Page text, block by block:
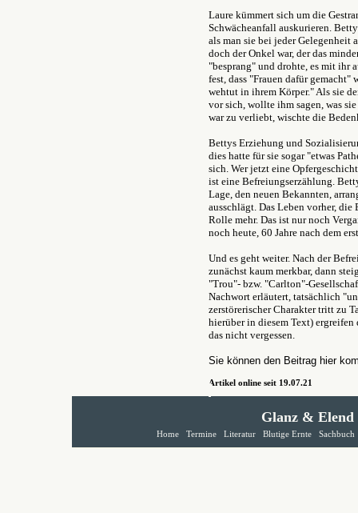
Laure kümmert sich um die
Schwächeanfall auskurieren.
als man sie bei jeder Gelegenheit
doch der Onkel war, der das
"besprang" und drohte, es mit ihr
fest, dass "Frauen dafür
wehtut in ihrem Körper." Als sie
vor sich, wollte ihm sagen, was
war zu verliebt, wischte die
Bettys Erziehung und
dies hatte für sie sogar "etwas
sich. Wer jetzt eine
ist eine Befreiungserzählung.
Lage, den neuen Bekannten,
ausschlägt. Das Leben vorher,
Rolle mehr. Das ist nur noch
noch heute, 60 Jahre nach dem
Und es geht weiter. Nach der
zunächst kaum merkbar, dann
"Trou"- bzw. "Carlton"-
Nachwort erläutert, tatsächlich
zerstörerischer Charakter tritt zu
hierüber in diesem Text)
das nicht vergessen.
Sie können den Beitrag hier
Artikel online seit 19.07.21
Glanz & Elend
Home Termine Literatur Blutige Ernte Sachbuch